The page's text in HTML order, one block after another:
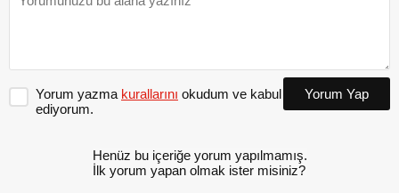
Yorum yazma kurallarını okudum ve kabul
ediyorum.
Yorum Yap
Henüz bu içeriğe yorum yapılmamış.
İlk yorum yapan olmak ister misiniz?